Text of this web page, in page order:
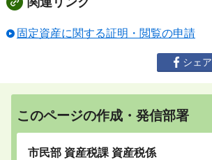
固定資産に関する証明・閲覧の申請
シェア
このページの作成・発信部署
市民部 資産税課 資産税係